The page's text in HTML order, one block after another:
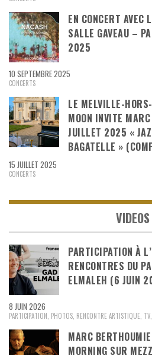
EN CONCERT AVEC
SALLE GAVEAU –
2025
10 SEPTEMBRE 2025
CONCERTS
LE MELVILLE-
MOON INVITE
JUILLET 2025 «
BAGATELLE »
15 JUILLET 2025
CONCERTS
VIDEOS
PARTICIPATION À
RENCONTRES DU
ELMALEH (6 JUIN
8 JUIN 2026
PARTICIPATION PHOTOS RENCONTRE ARTISTIQUE TV
MARC
MORNING SUR